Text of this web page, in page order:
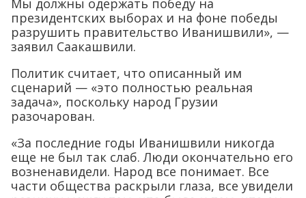
Мы должны одержать победу на
президентских выборах и на фоне победы
разрушить правительство Иванишвили», —
заявил Саакашвили.
Политик считает, что описанный им
сценарий — «это полностью реальная
задача», поскольку народ Грузии
разочарован.
«За последние годы Иванишвили никогда
еще не был так слаб. Люди окончательно его
возненавидели. Народ все понимает. Все
части общества раскрыли глаза, все увидели